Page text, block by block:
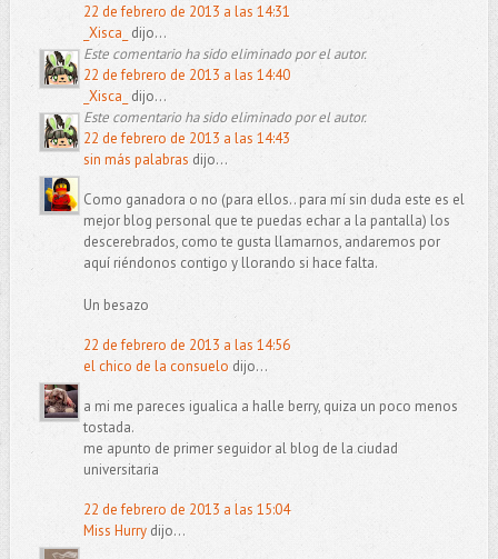
22 de febrero de 2013 a las 14:31
_Xisca_ dijo...
Este comentario ha sido eliminado por el autor.
22 de febrero de 2013 a las 14:40
_Xisca_ dijo...
Este comentario ha sido eliminado por el autor.
22 de febrero de 2013 a las 14:43
sin más palabras dijo...
Como ganadora o no (para ellos.. para mí sin duda este es el
mejor blog personal que te puedas echar a la pantalla) los
descerebrados, como te gusta llamarnos, andaremos por
aquí riéndonos contigo y llorando si hace falta.
Un besazo
22 de febrero de 2013 a las 14:56
el chico de la consuelo dijo...
a mi me pareces igualica a halle berry, quiza un poco menos
tostada.
me apunto de primer seguidor al blog de la ciudad
universitaria
22 de febrero de 2013 a las 15:04
Miss Hurrydijo...